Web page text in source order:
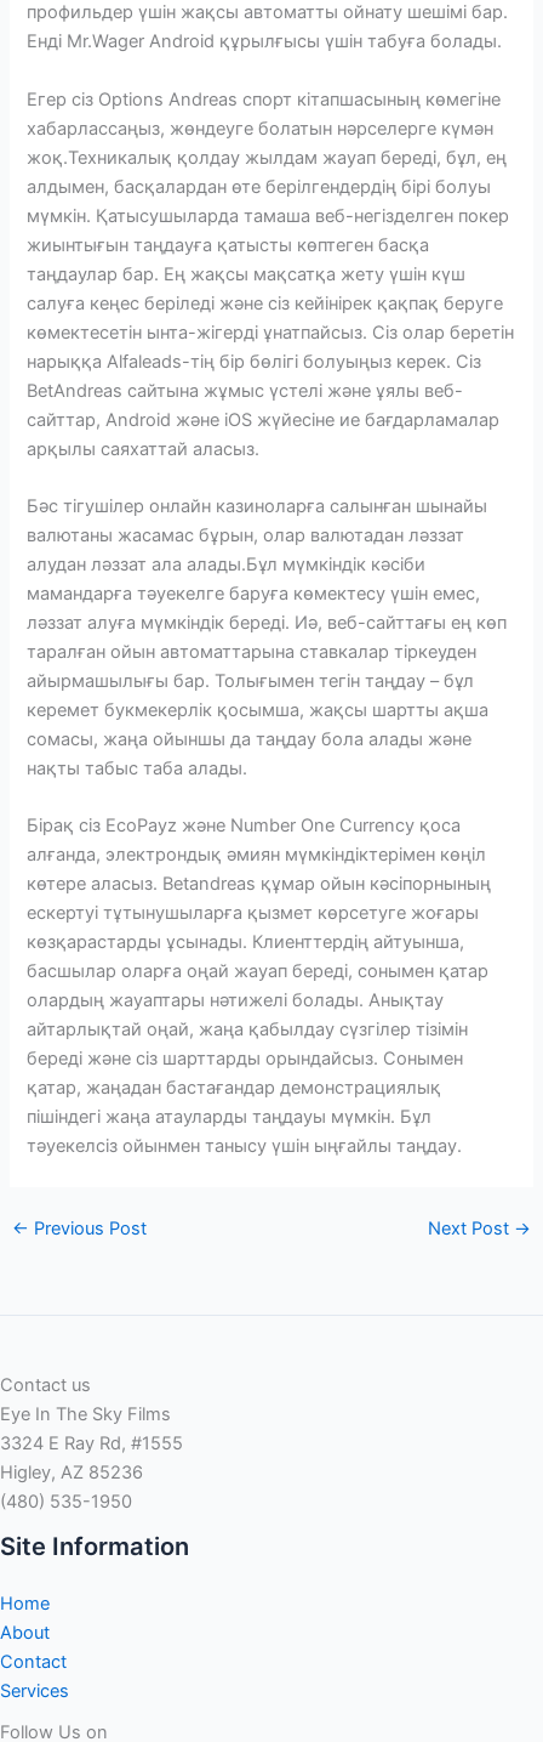
профильдер үшін жақсы автоматты ойнату шешімі бар.
Енді Mr.Wager Android құрылғысы үшін табуға болады.
Егер сіз Options Andreas спорт кітапшасының көмегіне
хабарлассаңыз, жөндеуге болатын нәрселерге күмән
жоқ.Техникалық қолдау жылдам жауап береді, бұл, ең
алдымен, басқалардан өте берілгендердің бірі болуы
мүмкін. Қатысушыларда тамаша веб-негізделген покер
жиынтығын таңдауға қатысты көптеген басқа
таңдаулар бар. Ең жақсы мақсатқа жету үшін күш
салуға кеңес беріледі және сіз кейінірек қақпақ беруге
көмектесетін ынта-жігерді ұнатпайсыз. Сіз олар беретін
нарыққа Alfaleads-тің бір бөлігі болуыңыз керек. Сіз
BetAndreas сайтына жұмыс үстелі және ұялы веб-
сайттар, Android және iOS жүйесіне ие бағдарламалар
арқылы саяхаттай аласыз.
Бәс тігушілер онлайн казиноларға салынған шынайы
валютаны жасамас бұрын, олар валютадан ләззат
алудан ләззат ала алады.Бұл мүмкіндік кәсіби
мамандарға тәуекелге баруға көмектесу үшін емес,
ләззат алуға мүмкіндік береді. Иә, веб-сайттағы ең көп
таралған ойын автоматтарына ставкалар тіркеуден
айырмашылығы бар. Толығымен тегін таңдау – бұл
керемет букмекерлік қосымша, жақсы шартты ақша
сомасы, жаңа ойыншы да таңдау бола алады және
нақты табыс таба алады.
Бірақ сіз EcoPayz және Number One Currency қоса
алғанда, электрондық әмиян мүмкіндіктерімен көңіл
көтере аласыз. Betandreas құмар ойын кәсіпорнының
ескертуі тұтынушыларға қызмет көрсетуге жоғары
көзқарастарды ұсынады. Клиенттердің айтуынша,
басшылар оларға оңай жауап береді, сонымен қатар
олардың жауаптары нәтижелі болады. Анықтау
айтарлықтай оңай, жаңа қабылдау сүзгілер тізімін
береді және сіз шарттарды орындайсыз. Сонымен
қатар, жаңадан бастағандар демонстрациялық
пішіндегі жаңа атауларды таңдауы мүмкін. Бұл
тәуекелсіз ойынмен танысу үшін ыңғайлы таңдау.
← Previous Post Next Post →
Contact us
Eye In The Sky Films
3324 E Ray Rd, #1555
Higley, AZ 85236
(480) 535-1950
Site Information
Home
About
Contact
Services
Follow Us on